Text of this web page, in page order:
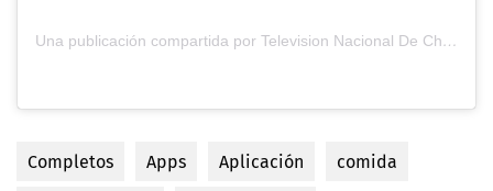
Una publicación compartida por Television Nacional De Chile (@tvn)
Completos Apps Aplicación
comida